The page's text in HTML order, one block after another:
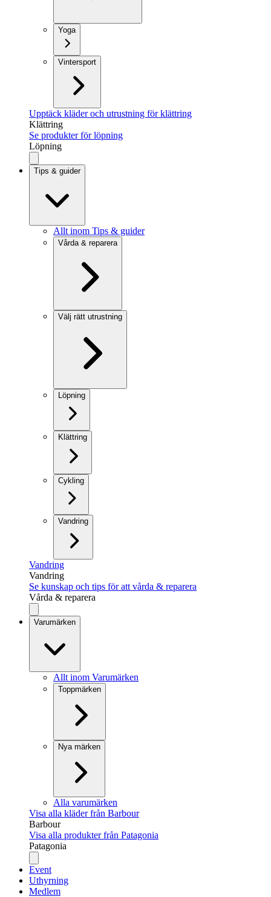
Yoga
Vintersport
Upptäck kläder och utrustning för klättring
Klättring
Se produkter för löpning
Löpning
Tips & guider
Allt inom Tips & guider
Vårda & reparera
Välj rätt utrustning
Löpning
Klättring
Cykling
Vandring
Vandring
Vandring
Se kunskap och tips för att vårda & reparera
Vårda & reparera
Varumärken
Allt inom Varumärken
Toppmärken
Nya märken
Alla varumärken
Visa alla kläder från Barbour
Barbour
Visa alla produkter från Patagonia
Patagonia
Event
Uthyrning
Medlem